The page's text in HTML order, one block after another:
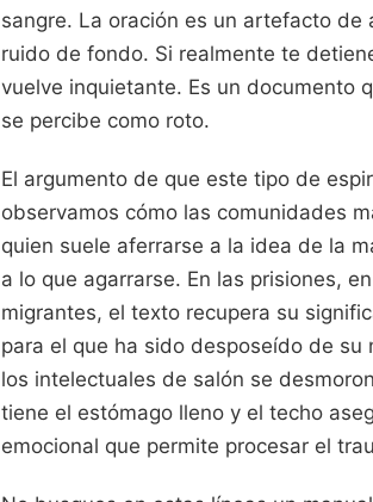
sangre. La oración es un artefacto
ruido de fondo. Si realmente te
vuelve inquietante. Es un documento
se percibe como roto.
El argumento de que este tipo de
observamos cómo las comunidades
quien suele aferrarse a la idea de la
a lo que agarrarse. En las prisiones,
migrantes, el texto recupera su
para el que ha sido desposeído de
los intelectuales de salón se
tiene el estómago lleno y el techo
emocional que permite procesar el